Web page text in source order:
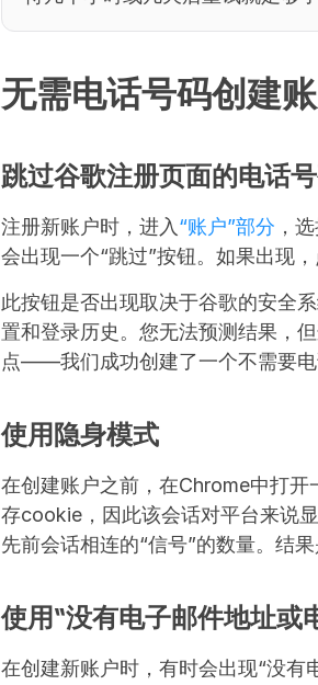
无需电话号码创建
跳过谷歌注册页面的电话
注册新账户时，进入 “账户”部分 ，
会出现一个“跳过”按钮。如果出现，
此按钮是否出现取决于谷歌的安全
置和登录历史。您无法预测结果，
点——我们成功创建了一个不需要电
使用隐身模式
在创建账户之前，在Chrome中打
存cookie，因此该会话对平台来说
先前会话相连的“信号”的数量。结
使用“没有电子邮件地址或
在创建新账户时，有时会出现“没有